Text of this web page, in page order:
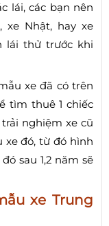
lái, các bạn nên
xe Nhật, hay xe
lái thử trước khi
xe đã có trên
tìm thuê 1 chiếc
nghiệm xe cũ
xe đó, từ đó hình
sau 1,2 năm sẽ
xe Trung